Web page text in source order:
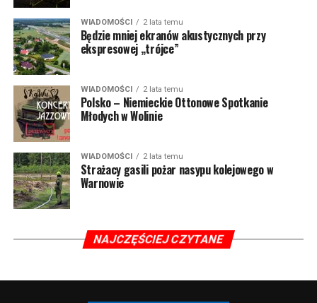
WIADOMOŚCI 2 lata temu
Będzie mniej ekranów akustycznych przy
ekspresowej „trójce”
WIADOMOŚCI 2 lata temu
Polsko – Niemieckie Ottonowe Spotkanie
Młodych w Wolinie
WIADOMOŚCI 2 lata temu
Strażacy gasili pożar nasypu kolejowego w
Warnowie
NAJCZĘŚCIEJ CZYTANE